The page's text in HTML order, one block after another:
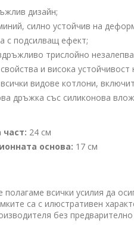
дизайн;
силно устойчив на
с подсилващ ефект;
трислойно
и висока устойчивост
видове котлони,
дръжка със силиконова
24 см
основа: 17 см
полагаме всички усилия да
са с илюстративен
без